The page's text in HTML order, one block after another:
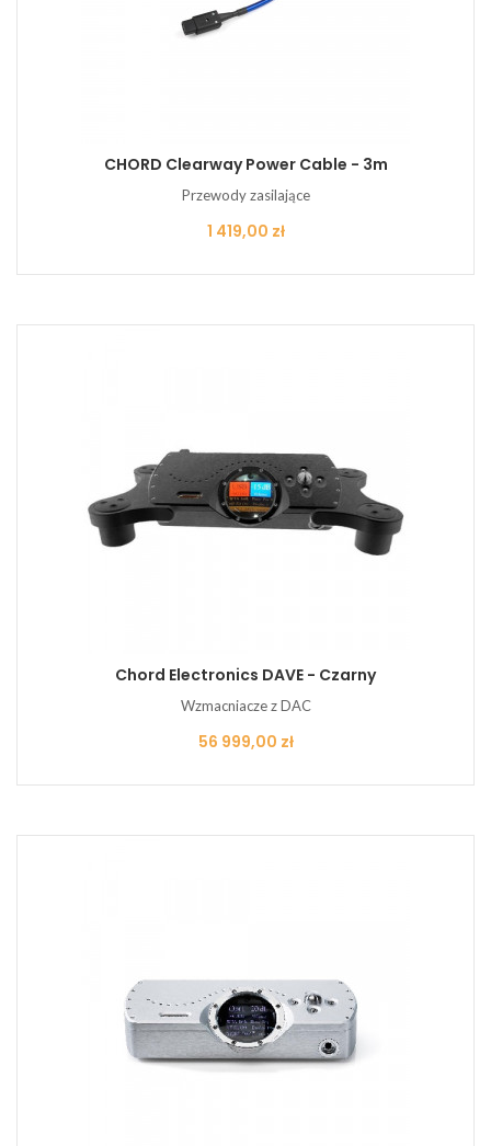
CHORD Clearway Power Cable - 3m
Przewody zasilające
Cena
1 419,00 zł
Chord Electronics DAVE - Czarny
Wzmacniacze z DAC
Cena
56 999,00 zł